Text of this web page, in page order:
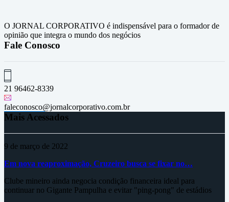
O JORNAL CORPORATIVO é indispensável para o formador de
opinião que integra o mundo dos negócios
Fale Conosco
21 96462-8339
faleconosco@jornalcorporativo.com.br
Mais Acessados
9 de março de 2022
Em nova reaproximação, Cruzeiro busca se fixar no…
Clube mineiro ainda negocia condição financeira ideal para
continuar no Gigante Pampulha e evitar "ping-pong" de estádios